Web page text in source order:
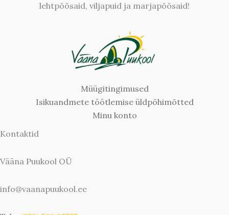
lehtpõõsaid, viljapuid ja marjapõõsaid!
Müügitingimused
Isikuandmete töötlemise üldpõhimõtted
Minu konto
Kontaktid
Vääna Puukool OÜ
info@vaanapuukool.ee